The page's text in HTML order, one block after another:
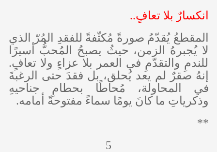
انكسارٌ بلا تعافٍ..
المقطعُ يُقدّمُ صورةً مُكثّفةً للفقدِ المُرّ الذي
لا يُجبرهُ الزمن، حيثُ يصبحُ المُحبُّ أسيرًا
للندمِ والتقدّمِ في العمر بلا عزاءٍ ولا تعافٍ.
إنهُ صقرٌ لم يعد يُحلق، بل فقدَ حتى الرغبةَ
في المحاولة، مُحاطًا بحطامِ جناحيهِ
وذكرياتِ ما كانَ يومًا سماءً مفتوحةً أمامه.
**
5